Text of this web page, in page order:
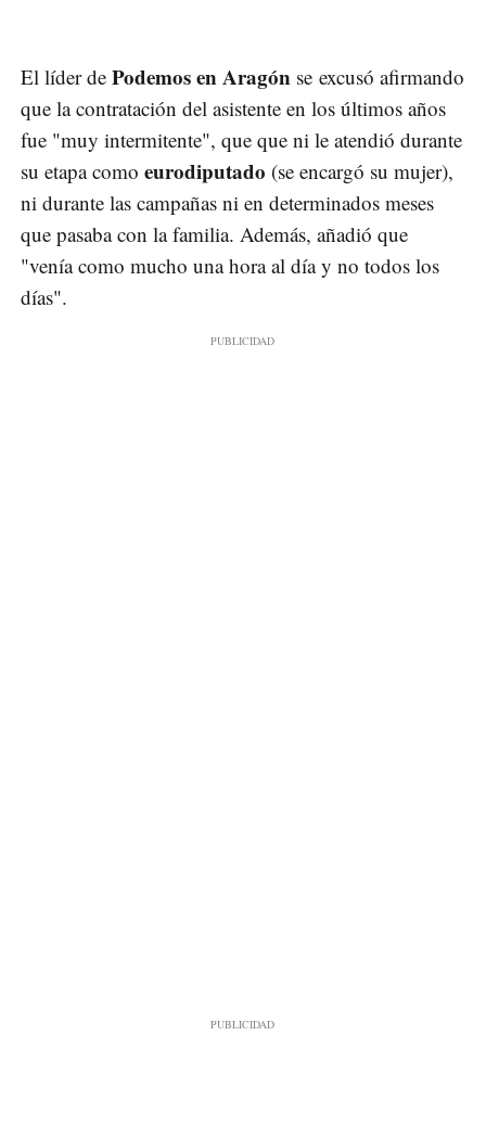
El líder de Podemos en Aragón se excusó afirmando
que la contratación del asistente en los últimos años
fue "muy intermitente", que que ni le atendió durante
su etapa como eurodiputado (se encargó su mujer),
ni durante las campañas ni en determinados meses
que pasaba con la familia. Además, añadió que
"venía como mucho una hora al día y no todos los
días".